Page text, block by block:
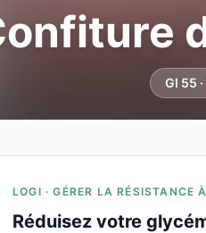
GI 55
LOGI · GÉRER LA RÉSISTANCE
Réduisez votre